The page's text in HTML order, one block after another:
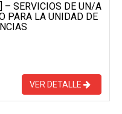
SERVICIOS DE UN/A
PARA LA UNIDAD DE
VER DETALLE